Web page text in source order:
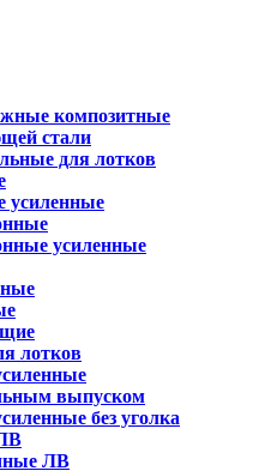
композитные
стали
для лотков
усиленные
усиленные
лотков
выпуском
без уголка
ЛВ